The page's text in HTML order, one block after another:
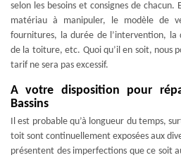
selon les besoins et consignes de
matériau à manipuler, le modèle de
fournitures, la durée de l’intervention,
de la toiture, etc. Quoi qu’il en soit, nous
tarif ne sera pas excessif.
A votre disposition pour
Bassins
Il est probable qu’à longueur du temps,
toit sont continuellement exposées aux
présentent des imperfections que ce soit